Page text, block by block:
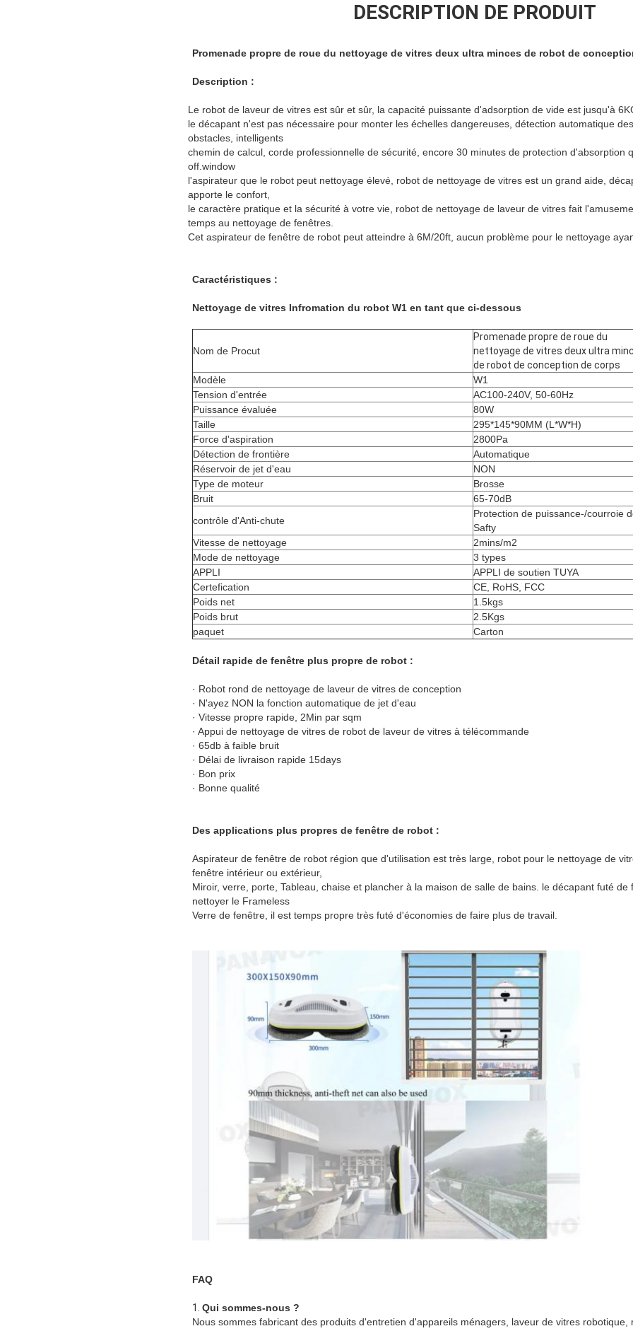
DESCRIPTION DE PRODUIT
Promenade propre de roue du nettoyage de vitres deux ultra minces de robot de
Description :
Le robot de laveur de vitres est sûr et sûr, la capacité puissante d'adsorption de vide est jusqu'à
le décapant n'est pas nécessaire pour monter les échelles dangereuses, détection automatique
obstacles, intelligents
chemin de calcul, corde professionnelle de sécurité, encore 30 minutes de protection d'absorption
off.window
l'aspirateur que le robot peut nettoyage élevé, robot de nettoyage de vitres est un grand aide,
apporte le confort,
le caractère pratique et la sécurité à votre vie, robot de nettoyage de laveur de vitres fait
temps au nettoyage de fenêtres.
Cet aspirateur de fenêtre de robot peut atteindre à 6M/20ft, aucun problème pour le nettoyage
Caractéristiques :
Nettoyage de vitres Infromation du robot W1 en tant que ci-dessous
Nom de Procut
Promenade propre de roue du
nettoyage de vitres deux ultra
de robot de conception de corps
Modèle
W1
Tension d'entrée
AC100-240V, 50-60Hz
Puissance évaluée
80W
Taille
295*145*90MM (L*W*H)
Force d'aspiration
2800Pa
Détection de frontière
Automatique
Réservoir de jet d'eau
NON
Type de moteur
Brosse
Bruit
65-70dB
contrôle d'Anti-chute
Protection de puissance-/courroie
Safty
Vitesse de nettoyage
2mins/m2
Mode de nettoyage
3 types
APPLI
APPLI de soutien TUYA
Certefication
CE, RoHS, FCC
Poids net
1.5kgs
Poids brut
2.5Kgs
paquet
Carton
Détail rapide de fenêtre plus propre de robot :
· Robot rond de nettoyage de laveur de vitres de conception
· N'ayez NON la fonction automatique de jet d'eau
· Vitesse propre rapide, 2Min par sqm
· Appui de nettoyage de vitres de robot de laveur de vitres à télécommande
· 65db à faible bruit
· Délai de livraison rapide 15days
· Bon prix
· Bonne qualité
Des applications plus propres de fenêtre de robot :
Aspirateur de fenêtre de robot région que d'utilisation est très large, robot pour le nettoyage de
fenêtre intérieur ou extérieur,
Miroir, verre, porte, Tableau, chaise et plancher à la maison de salle de bains. le décapant futé
nettoyer le Frameless
Verre de fenêtre, il est temps propre très futé d'économies de faire plus de travail.
FAQ
1. Qui sommes-nous ?
Nous sommes fabricant des produits d'entretien d'appareils ménagers, laveur de vitres